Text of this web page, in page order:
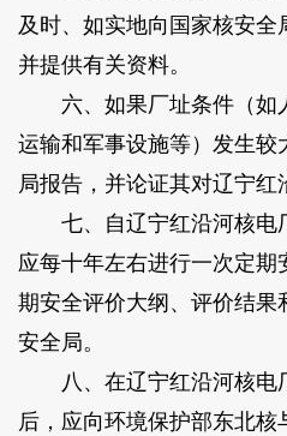
及时、如实地向国家核安全
并提供有关资料。
六、如果厂址条件（如人
运输和军事设施等）发生较
局报告，并论证其对辽宁红
七、自辽宁红沿河核电
应每十年左右进行一次定期
期安全评价大纲、评价结果
安全局。
八、在辽宁红沿河核电
后，应向环境保护部东北核